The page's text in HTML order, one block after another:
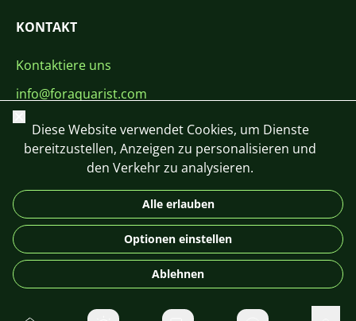
KONTAKT
Kontaktiere uns
info@foraquarist.com
+420 603 449 602
DE
© 2026 For Aquarist
Schließen
Diese Website verwendet Cookies, um Dienste
bereitzustellen, Anzeigen zu personalisieren und
den Verkehr zu analysieren.
Alle erlauben
Optionen einstellen
Ablehnen